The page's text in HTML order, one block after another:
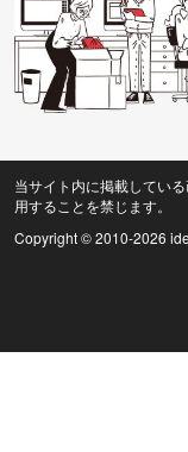
当サイト内に掲載してい
用することを禁じます。
Copyright © 2010-2026